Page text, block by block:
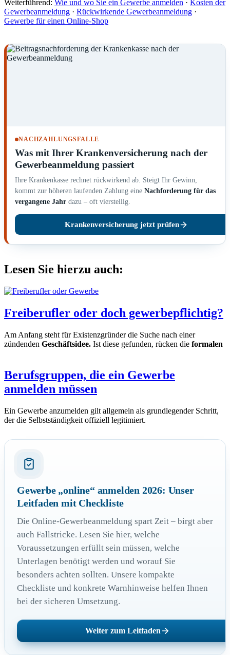
Weiterführend: Wie und wo Sie ein Gewerbe anmelden · Kosten der
Gewerbeanmeldung · Rückwirkende Gewerbeanmeldung ·
Gewerbe für einen Online-Shop
NACHZAHLUNGSFALLE
Was mit Ihrer Krankenversicherung nach der
Gewerbeanmeldung passiert
Ihre Krankenkasse rechnet rückwirkend ab. Steigt Ihr Gewinn,
kommt zur höheren laufenden Zahlung eine Nachforderung für das
vergangene Jahr dazu – oft vierstellig.
Krankenversicherung jetzt prüfen
Lesen Sie hierzu auch:
Freiberufler oder doch gewerbepflichtig?
Am Anfang steht für Existenzgründer die Suche nach einer
zündenden Geschäftsidee. Ist diese gefunden, rücken die formalen
Berufsgruppen, die ein Gewerbe
anmelden müssen
Ein Gewerbe anzumelden gilt allgemein als grundlegender Schritt,
der die Selbstständigkeit offiziell legitimiert.
Gewerbe „online“ anmelden 2026: Unser
Leitfaden mit Checkliste
Die Online-Gewerbeanmeldung spart Zeit – birgt aber
auch Fallstricke. Lesen Sie hier, welche
Voraussetzungen erfüllt sein müssen, welche
Unterlagen benötigt werden und worauf Sie
besonders achten sollten. Unsere kompakte
Checkliste und konkrete Warnhinweise helfen Ihnen
bei der sicheren Umsetzung.
Weiter zum Leitfaden